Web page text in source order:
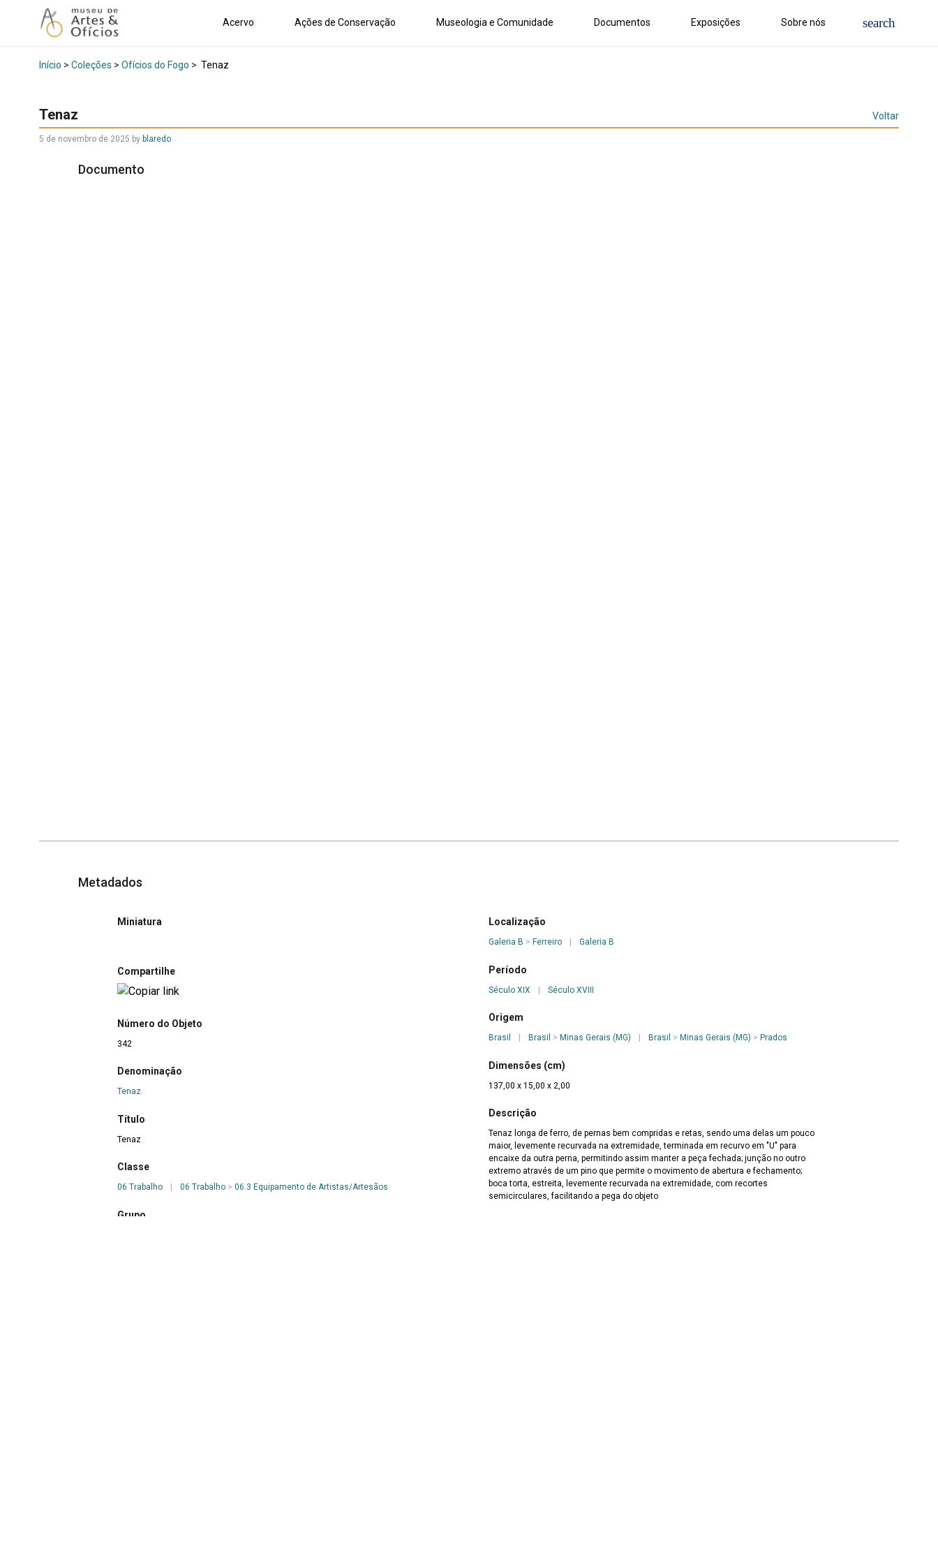
Acervo Ações de Conservação Museologia e Comunidade Documentos Exposições Sobre nós
Início > Coleções > Ofícios do Fogo > Tenaz
Tenaz Voltar
5 de novembro de 2025 by blaredo
Documento
Metadados
Miniatura
Compartilhe
Número do Objeto
342
Denominação
Tenaz
Título
Tenaz
Classe
06 Trabalho 06 Trabalho > 06.3 Equipamento de Artistas/Artesãos
Grupo
Localização
Galeria B > Ferreiro Galeria B
Período
Século XIX | Século XVIII
Origem
Brasil Brasil > Minas Gerais (MG) Brasil > Minas Gerais (MG) > Prados
Dimensões (cm)
137,00 x 15,00 x 2,00
Descrição
Tenaz longa de ferro, de pernas bem compridas e retas, sendo uma delas um pouco
maior, levemente recurvada na extremidade, terminada em recurvo em "U" para
encaixe da outra perna, permitindo assim manter a peça fechada; junção no outro
extremo através de um pino que permite o movimento de abertura e fechamento;
boca torta, estreita, levemente recurvada na extremidade, com recortes
semicirculares, facilitando a pega do objeto